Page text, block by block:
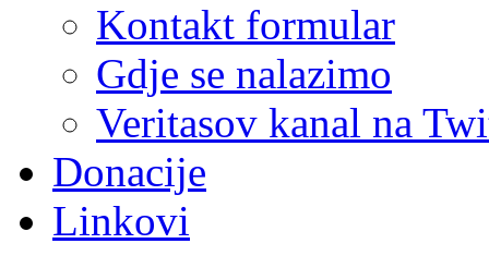
Kontakt formular
Gdje se nalazimo
Veritasov kanal na
Donacije
Linkovi